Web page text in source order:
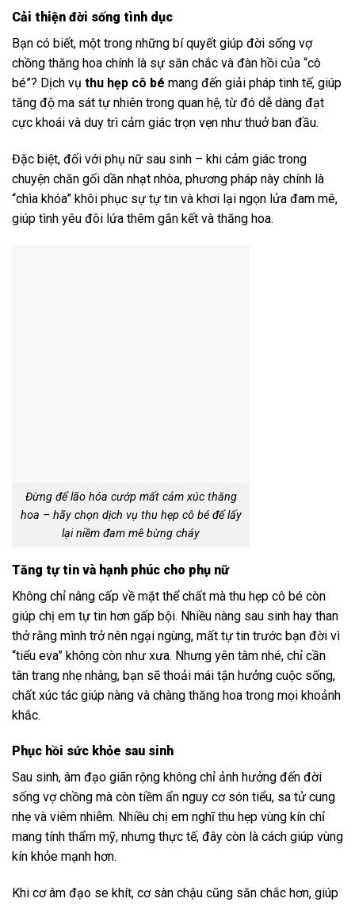
Cải thiện đời sống tình dục
Bạn có biết, một trong những bí quyết giúp đời sống vợ
chồng thăng hoa chính là sự săn chắc và đàn hồi của “cô
bé”? Dịch vụ thu hẹp cô bé mang đến giải pháp tinh tế, giúp
tăng độ ma sát tự nhiên trong quan hệ, từ đó dễ dàng đạt
cực khoái và duy trì cảm giác trọn vẹn như thuở ban đầu.
Đặc biệt, đối với phụ nữ sau sinh – khi cảm giác trong
chuyện chăn gối dần nhạt nhòa, phương pháp này chính là
“chìa khóa” khôi phục sự tự tin và khơi lại ngọn lửa đam mê,
giúp tình yêu đôi lứa thêm gắn kết và thăng hoa.
Đừng để lão hóa cướp mất cảm xúc thăng
hoa – hãy chọn dịch vụ thu hẹp cô bé để lấy
lại niềm đam mê bừng cháy
Tăng tự tin và hạnh phúc cho phụ nữ
Không chỉ nâng cấp về mặt thể chất mà thu hẹp cô bé còn
giúp chị em tự tin hơn gấp bội. Nhiều nàng sau sinh hay than
thở rằng mình trở nên ngại ngùng, mất tự tin trước bạn đời vì
“tiểu eva” không còn như xưa. Nhưng yên tâm nhé, chỉ cần
tân trang nhẹ nhàng, bạn sẽ thoải mái tận hưởng cuộc sống,
chất xúc tác giúp nàng và chàng thăng hoa trong mọi khoảnh
khắc.
Phục hồi sức khỏe sau sinh
Sau sinh, âm đạo giãn rộng không chỉ ảnh hưởng đến đời
sống vợ chồng mà còn tiềm ẩn nguy cơ són tiểu, sa tử cung
nhẹ và viêm nhiễm. Nhiều chị em nghĩ thu hẹp vùng kín chỉ
mang tính thẩm mỹ, nhưng thực tế, đây còn là cách giúp vùng
kín khỏe mạnh hơn.
Khi cơ âm đạo se khít, cơ sàn chậu cũng săn chắc hơn, giúp